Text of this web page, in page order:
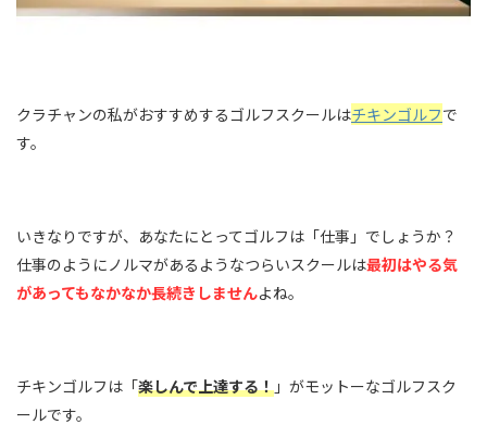
クラチャンの私がおすすめするゴルフスクールはチキンゴルフで
す。
いきなりですが、あなたにとってゴルフは「仕事」でしょうか？
仕事のようにノルマがあるようなつらいスクールは最初はやる気
があってもなかなか長続きしませんよね。
チキンゴルフは「楽しんで上達する！ 」がモットーなゴルフスク
ールです。